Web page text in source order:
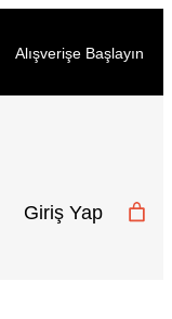
Alışverişe Başlayın
Giriş Yap